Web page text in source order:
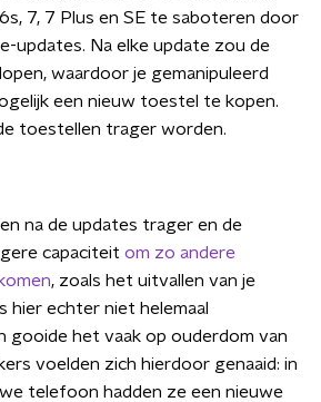
7, 7 Plus en SE te saboteren door
updates. Na elke update zou de
waardoor je gemanipuleerd
een nieuw toestel te kopen.
toestellen trager worden.
na de updates trager en de
capaciteit om zo andere
, zoals het uitvallen van je
hier echter niet helemaal
gooide het vaak op ouderdom van
voelden zich hierdoor genaaid: in
telefoon hadden ze een nieuwe